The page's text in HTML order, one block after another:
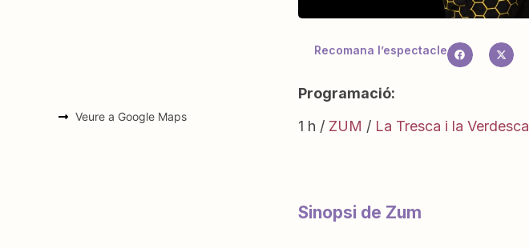
Veure a Google Maps
Recomana l’espectacle
Programació:
1 h / ZUM / La Tresca i la Verdesca
Sinopsi de Zum